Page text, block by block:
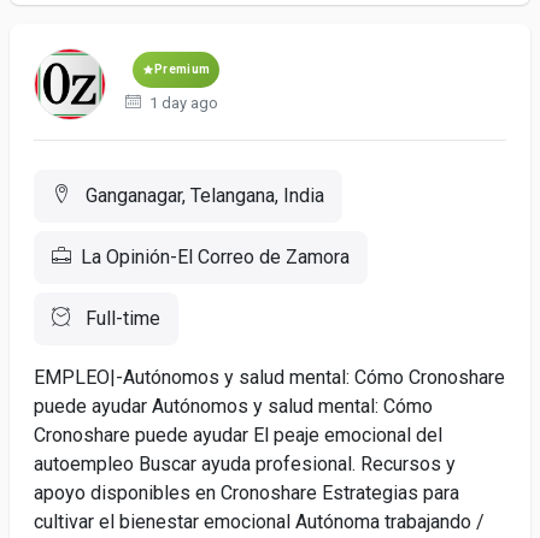
Premium
1 day ago
Ganganagar, Telangana, India
La Opinión-El Correo de Zamora
Full-time
EMPLEO|-Autónomos y salud mental: Cómo Cronoshare
puede ayudar Autónomos y salud mental: Cómo
Cronoshare puede ayudar El peaje emocional del
autoempleo Buscar ayuda profesional. Recursos y
apoyo disponibles en Cronoshare Estrategias para
cultivar el bienestar emocional Autónoma trabajando /